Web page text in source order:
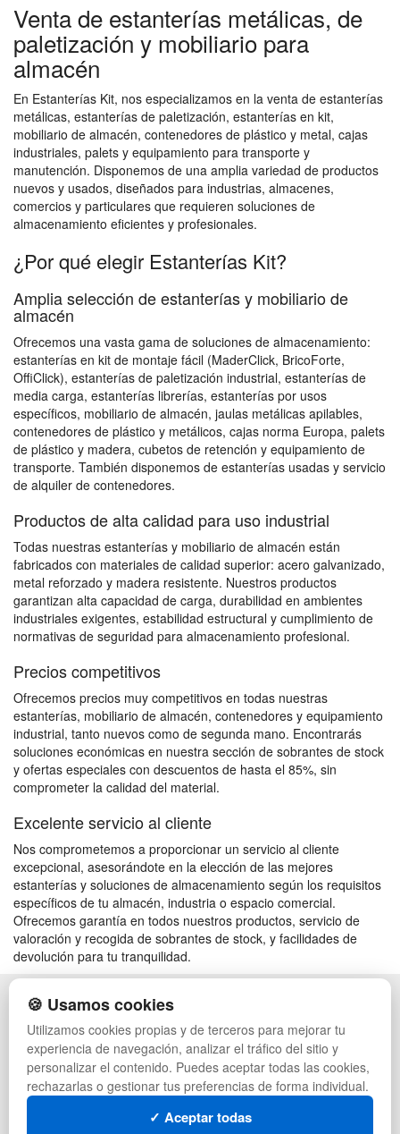
Venta de estanterías metálicas, de
paletización y mobiliario para
almacén
En Estanterías Kit, nos especializamos en la venta de estanterías
metálicas, estanterías de paletización, estanterías en kit,
mobiliario de almacén, contenedores de plástico y metal, cajas
industriales, palets y equipamiento para transporte y
manutención. Disponemos de una amplia variedad de productos
nuevos y usados, diseñados para industrias, almacenes,
comercios y particulares que requieren soluciones de
almacenamiento eficientes y profesionales.
¿Por qué elegir Estanterías Kit?
Amplia selección de estanterías y mobiliario de
almacén
Ofrecemos una vasta gama de soluciones de almacenamiento:
estanterías en kit de montaje fácil (MaderClick, BricoForte,
OffiClick), estanterías de paletización industrial, estanterías de
media carga, estanterías librerías, estanterías por usos
específicos, mobiliario de almacén, jaulas metálicas apilables,
contenedores de plástico y metálicos, cajas norma Europa, palets
de plástico y madera, cubetos de retención y equipamiento de
transporte. También disponemos de estanterías usadas y servicio
de alquiler de contenedores.
Productos de alta calidad para uso industrial
Todas nuestras estanterías y mobiliario de almacén están
fabricados con materiales de calidad superior: acero galvanizado,
metal reforzado y madera resistente. Nuestros productos
garantizan alta capacidad de carga, durabilidad en ambientes
industriales exigentes, estabilidad estructural y cumplimiento de
normativas de seguridad para almacenamiento profesional.
Precios competitivos
Ofrecemos precios muy competitivos en todas nuestras
estanterías, mobiliario de almacén, contenedores y equipamiento
industrial, tanto nuevos como de segunda mano. Encontrarás
soluciones económicas en nuestra sección de sobrantes de stock
y ofertas especiales con descuentos de hasta el 85%, sin
comprometer la calidad del material.
Excelente servicio al cliente
Nos comprometemos a proporcionar un servicio al cliente
excepcional, asesorándote en la elección de las mejores
estanterías y soluciones de almacenamiento según los requisitos
específicos de tu almacén, industria o espacio comercial.
Ofrecemos garantía en todos nuestros productos, servicio de
valoración y recogida de sobrantes de stock, y facilidades de
devolución para tu tranquilidad.
POLÍTICA DE PRIVACIDAD
CONDICIONES DE USO
CAMBIOS Y DEVOLUCIONES
CONTACTO
QUIENES SOMOS
MAPA WEB
PREGUNTAS FRECUENTES
PALETS DE PLÁSTICO
MANUTENCIÓN
GESTIÓN DE RESIDUOS
PALETS
CONTENEDORES DE PLÁSTICO
LIQUIDACIÓN Y SOBRANTES
🍪 Usamos cookies
Utilizamos cookies propias y de terceros para mejorar tu
experiencia de navegación, analizar el tráfico del sitio y
personalizar el contenido. Puedes aceptar todas las cookies,
rechazarlas o gestionar tus preferencias de forma individual.
✓ Aceptar todas